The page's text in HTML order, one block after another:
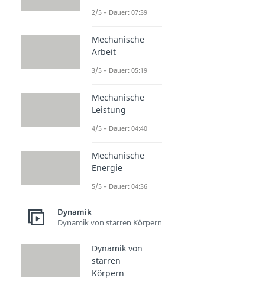
2/5 – Dauer: 07:39
Mechanische
Arbeit
3/5 – Dauer: 05:19
Mechanische
Leistung
4/5 – Dauer: 04:40
Mechanische
Energie
5/5 – Dauer: 04:36
Dynamik
Dynamik von starren Körpern
Dynamik von
starren
Körpern